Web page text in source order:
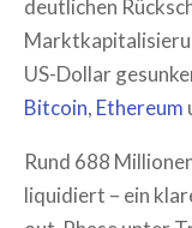
deutlichen
US-Dollar
Bitcoin, Ethereum
Rund 688
liquidiert – ein